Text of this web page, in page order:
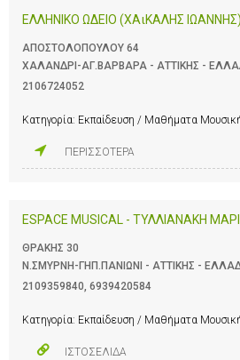
ΕΛΛΗΝΙΚΟ ΩΔΕΙΟ (ΧΑιΚΑΛΗΣ ΙΩΑΝΝΗΣ)
ΑΠΟΣΤΟΛΟΠΟΥΛΟΥ 64
ΧΑΛΑΝΔΡΙ-ΑΓ.ΒΑΡΒΑΡΑ - ΑΤΤΙΚΗΣ -
2106724052
Κατηγορία: Εκπαίδευση / Μαθήματα
ΠΕΡΙΣΣΟΤΕΡΑ
ESPACE MUSICAL - ΤΥΛΛΙΑΝΑΚΗ
ΘΡΑΚΗΣ 30
Ν.ΣΜΥΡΝΗ-ΓΗΠ.ΠΑΝΙΩΝΙ - ΑΤΤΙΚΗΣ -
2109359840, 6939420584
Κατηγορία: Εκπαίδευση / Μαθήματα
ΙΣΤΟΣΕΛΙΔΑ